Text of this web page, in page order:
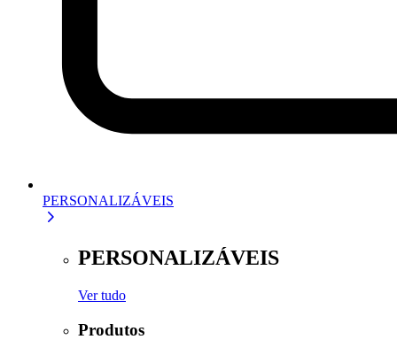
PERSONALIZÁVEIS
PERSONALIZÁVEIS
Ver tudo
Produtos